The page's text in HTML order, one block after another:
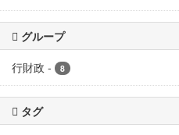
グループ
行財政 - 8
タグ